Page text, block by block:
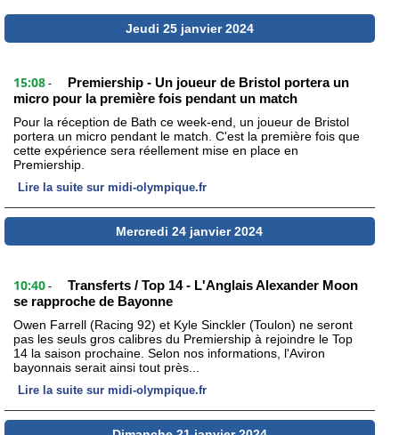
Jeudi 25 janvier 2024
15:08 -
Premiership - Un joueur de Bristol portera un
micro pour la première fois pendant un match
Pour la réception de Bath ce week-end, un joueur de Bristol
portera un micro pendant le match. C'est la première fois que
cette expérience sera réellement mise en place en
Premiership.
Lire la suite sur midi-olympique.fr
Mercredi 24 janvier 2024
10:40 -
Transferts / Top 14 - L'Anglais Alexander Moon
se rapproche de Bayonne
Owen Farrell (Racing 92) et Kyle Sinckler (Toulon) ne seront
pas les seuls gros calibres du Premiership à rejoindre le Top
14 la saison prochaine. Selon nos informations, l'Aviron
bayonnais serait ainsi tout près...
Lire la suite sur midi-olympique.fr